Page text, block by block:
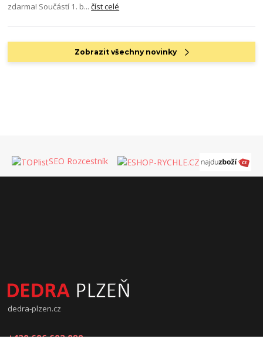
zdarma! Součástí 1. b...číst celé
Zobrazit všechny novinky
SEO Rozcestník
dedra-plzen.cz